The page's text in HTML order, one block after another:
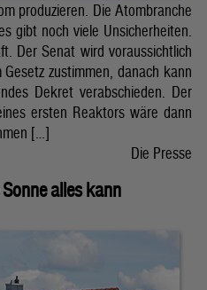
produzieren. Die Atombranche
gibt noch viele Unsicherheiten.
Der Senat wird voraussichtlich
zustimmen, danach kann
Dekret verabschieden. Der
ersten Reaktors wäre dann
[…]
Die Presse
alles kann